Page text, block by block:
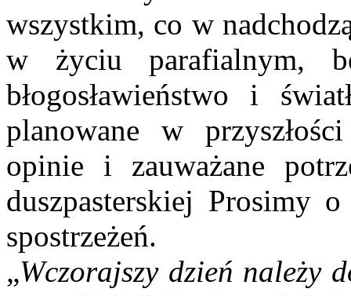
wszystkim, co w
w życiu parafialnym,
błogosławieństwo i
planowane w
opinie i zauważane
duszpasterskiej Prosimy
spostrzeżeń.
„Wczorajszy dzień należy